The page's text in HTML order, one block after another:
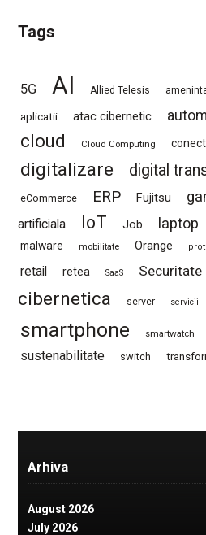
Tags
5G AI Allied Telesis
aplicatii atac cibernetic
cloud Cloud Computing
digitalizare digital
eCommerce ERP Fujitsu
artificiala
IoT Job laptop
malware mobilitate Orange
retail retea SaaS Securitate
cibernetica
server servicii
smartphone smartwatch
sustenabilitate switch
Arhiva
August 2026
July 2026